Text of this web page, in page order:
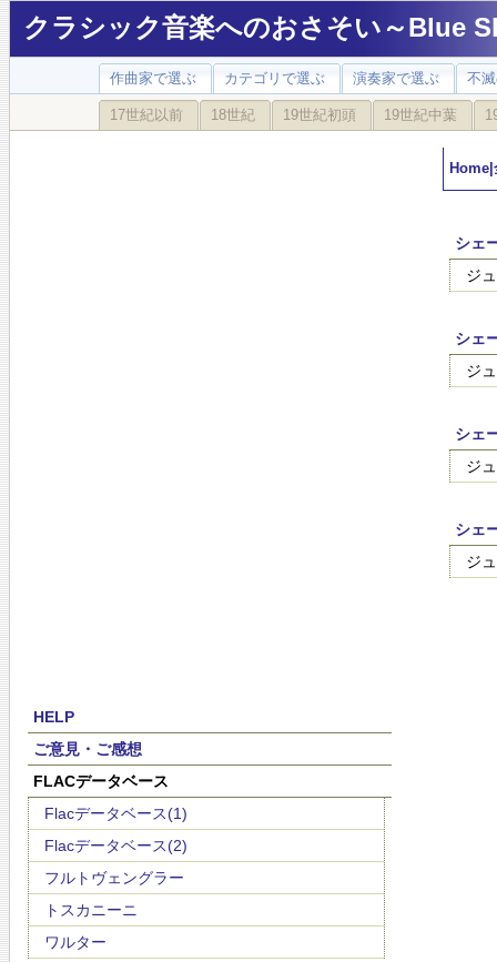
クラシック音楽へのおさそい～Blue
作曲家で選ぶ カテゴリで選ぶ 演奏家で選ぶ 不
17世紀以前 18世紀 19世紀初頭 19世紀中葉
HELP
ご意見・ご感想
FLACデータベース
Flacデータベース(1)
Flacデータベース(2)
フルトヴェングラー
トスカニーニ
ワルター
Home
シェ
ジ
シェ
ジ
シェ
ジ
シェ
ジ